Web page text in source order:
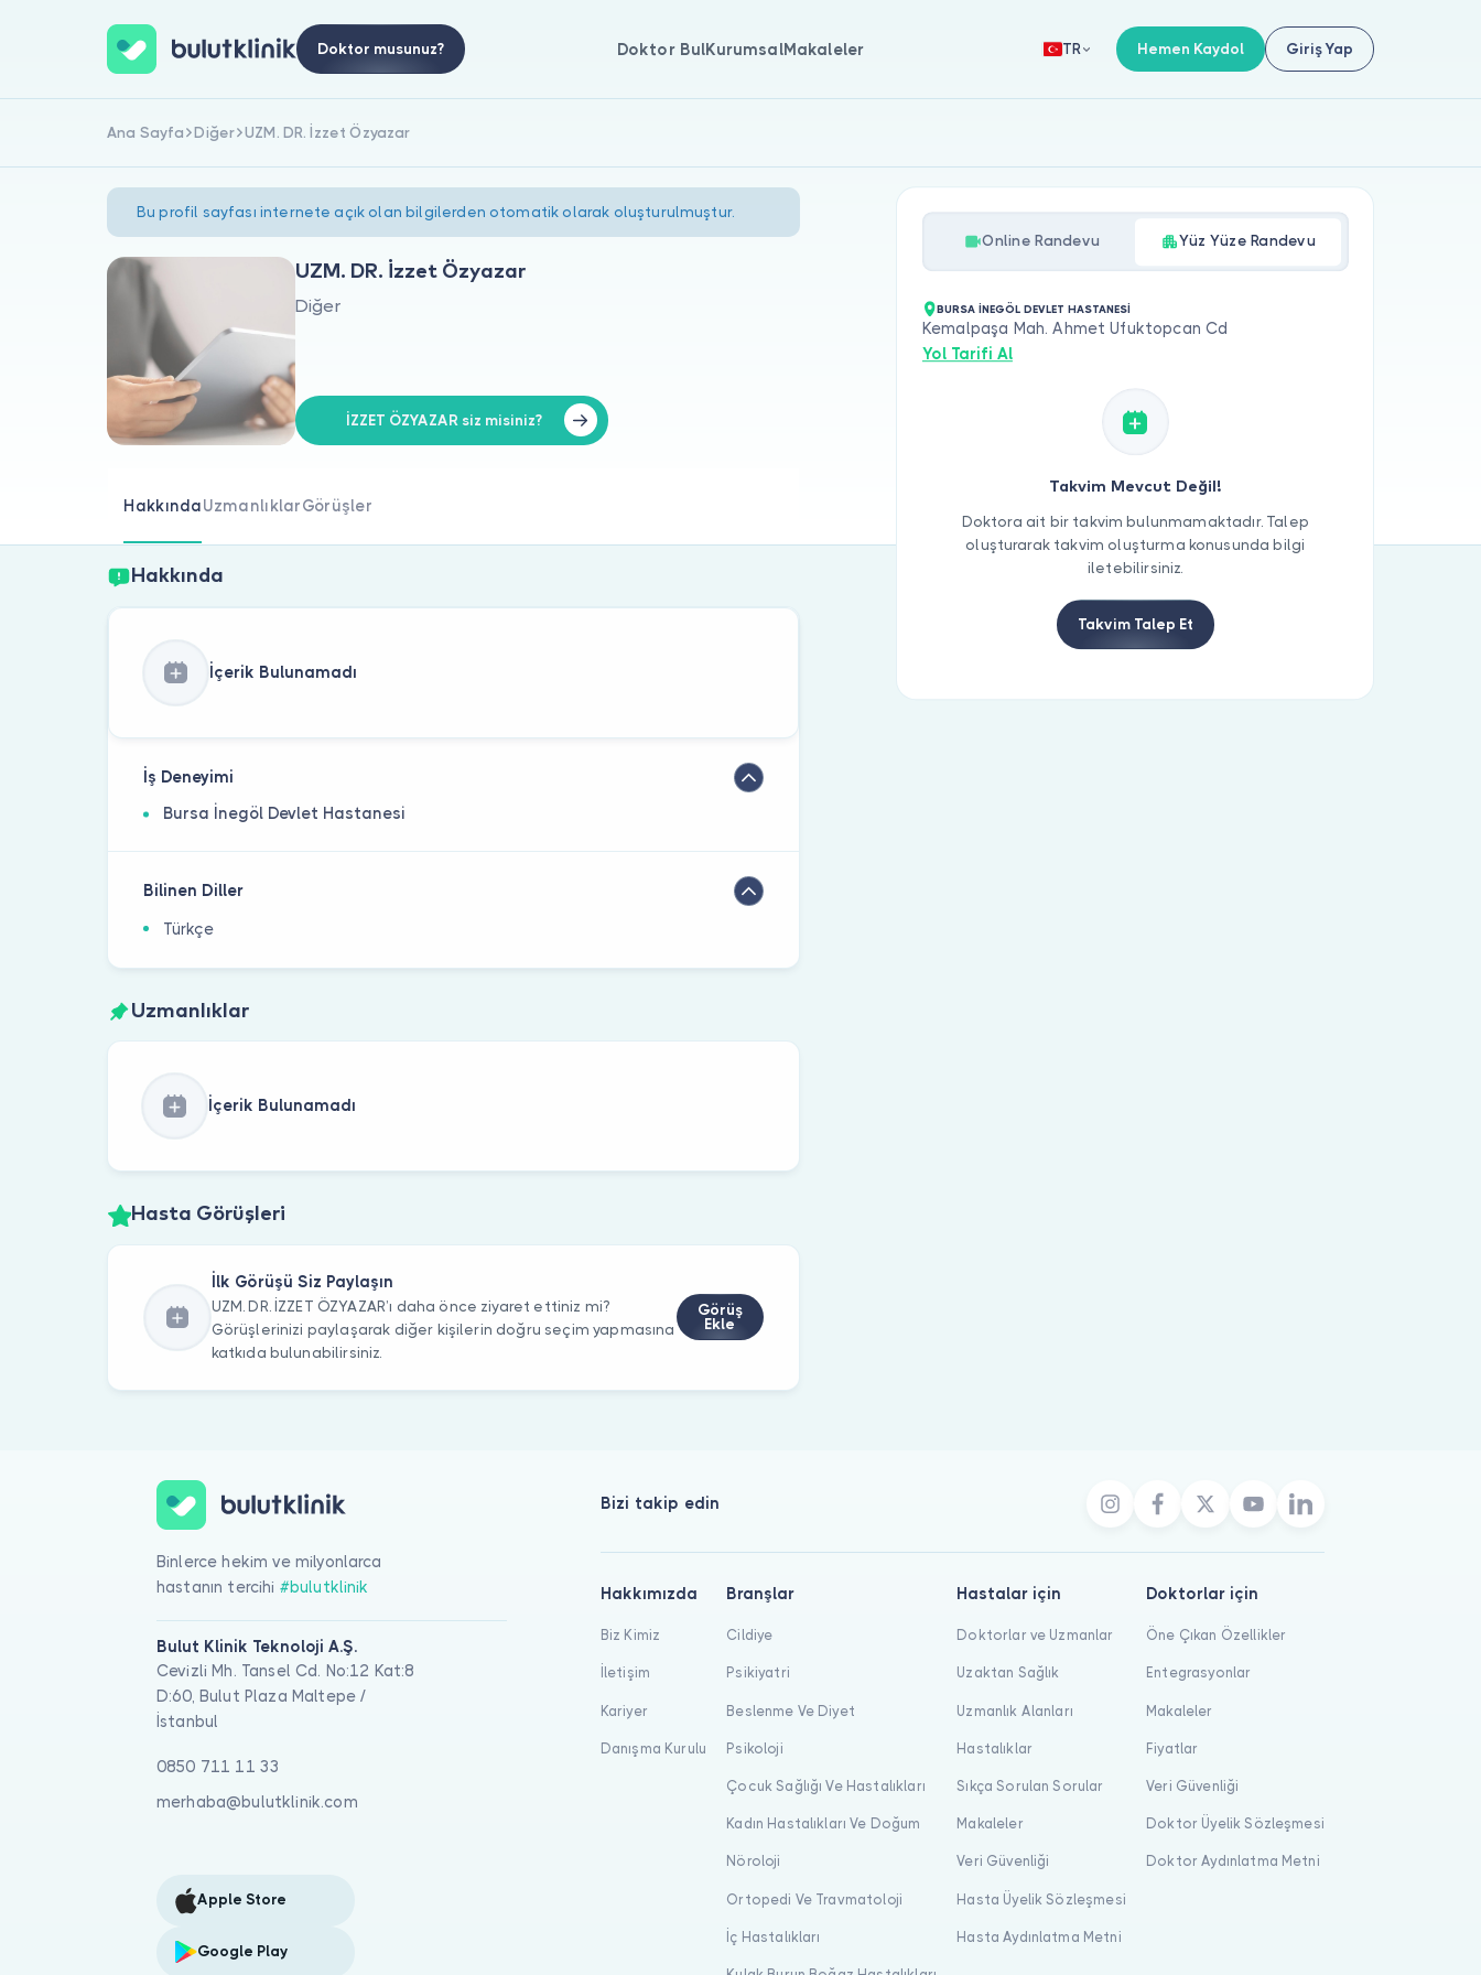
Doktor musunuz? Doktor BulKurumsalMakaleler TR Hemen Kaydol Giriş Yap
Ana Sayfa Diğer UZM. DR. İzzet Özyazar
Bu profil sayfası internete açık olan bilgilerden otomatik olarak oluşturulmuştur.
UZM. DR. İzzet Özyazar
Diğer
İZZET ÖZYAZAR siz misiniz?
HakkındaUzmanlıklarGörüşler
Hakkında
İçerik Bulunamadı
İş Deneyimi
Bursa İnegöl Devlet Hastanesi
Bilinen Diller
Türkçe
Uzmanlıklar
İçerik Bulunamadı
Hasta Görüşleri
İlk Görüşü Siz Paylaşın
UZM. DR. İZZET ÖZYAZAR’ı daha önce ziyaret ettiniz mi?
Görüşlerinizi paylaşarak diğer kişilerin doğru seçim yapmasına
katkıda bulunabilirsiniz.
Görüş
Ekle
Online Randevu Yüz Yüze Randevu
BURSA İNEGÖL DEVLET HASTANESİ
Kemalpaşa Mah. Ahmet Ufuktopcan Cd
Yol Tarifi Al
Takvim Mevcut Değil!
Doktora ait bir takvim bulunmamaktadır. Talep
oluşturarak takvim oluşturma konusunda bilgi
iletebilirsiniz.
Takvim Talep Et
Binlerce hekim ve milyonlarca
hastanın tercihi #bulutklinik
Bulut Klinik Teknoloji A.Ş.
Cevizli Mh. Tansel Cd. No:12 Kat:8
D:60, Bulut Plaza Maltepe /
İstanbul
0850 711 11 33
merhaba@bulutklinik.com
Apple Store
Google Play
Bizi takip edin
Hakkımızda
Biz Kimiz
İletişim
Kariyer
Danışma Kurulu
Branşlar
Cildiye
Psikiyatri
Beslenme Ve Diyet
Psikoloji
Çocuk Sağlığı Ve Hastalıkları
Kadın Hastalıkları Ve Doğum
Nöroloji
Ortopedi Ve Travmatoloji
İç Hastalıkları
Hastalar için
Doktorlar ve Uzmanlar
Uzaktan Sağlık
Uzmanlık Alanları
Hastalıklar
Sıkça Sorulan Sorular
Makaleler
Veri Güvenliği
Hasta Üyelik Sözleşmesi
Hasta Aydınlatma Metni
Doktorlar için
Öne Çıkan Özellikler
Entegrasyonlar
Makaleler
Fiyatlar
Veri Güvenliği
Doktor Üyelik Sözleşmesi
Doktor Aydınlatma Metni